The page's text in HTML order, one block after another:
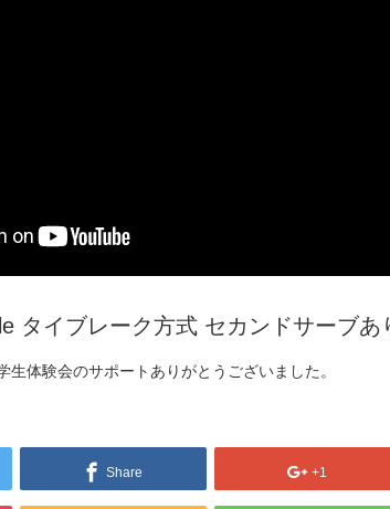
タイブレーク方式 セカンドサーブあ
生体験会のサポートありがとうございました。
Share +1